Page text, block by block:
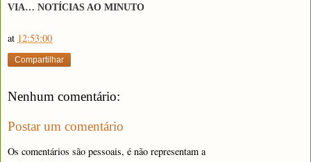
VIA… NOTÍCIAS AO MINUTO
at 12:53:00
Compartilhar
Nenhum comentário:
Postar um comentário
Os comentários são pessoais, é não representam a